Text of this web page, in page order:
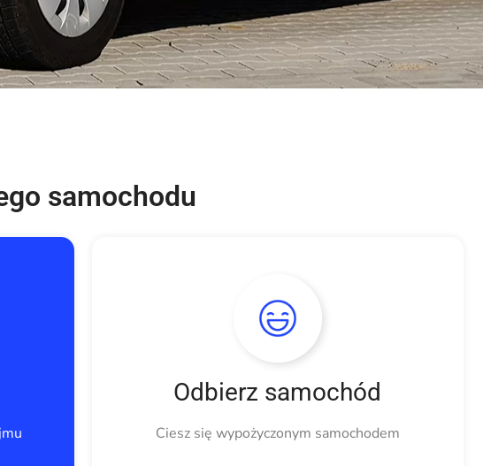
samochodu
Odbierz samochód
Ciesz się wypożyczonym samochodem